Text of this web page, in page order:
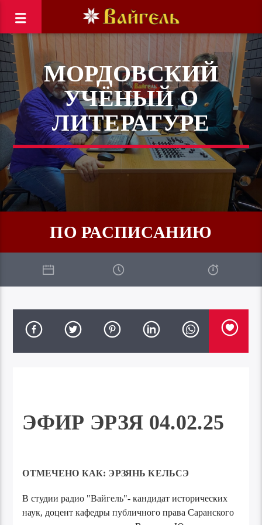
МОРДОВСКИЙ
УЧЁНЫЙ О
ЛИТЕРАТУРЕ
ПО РАСПИСАНИЮ
ЭФИР ЭРЗЯ 04.02.25
ОТМЕЧЕНО КАК: ЭРЗЯНЬ КЕЛЬСЭ
В студии радио "Вайгель"- кандидат исторических
наук, доцент кафедры публичного права Саранского